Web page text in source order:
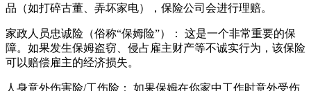
品（如打碎古董、弄坏家电），保险公司会进行理赔。
家政人员忠诚险（俗称“保姆险”）： 这是一个非常重要的保
障。如果发生保姆盗窃、侵占雇主财产等不诚实行为，该保险
可以赔偿雇主的经济损失。
人身意外伤害险/工伤险： 如果保姆在你家中工作时意外受伤